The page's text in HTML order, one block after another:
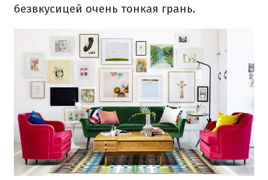
безвкусицей очень тонкая грань.